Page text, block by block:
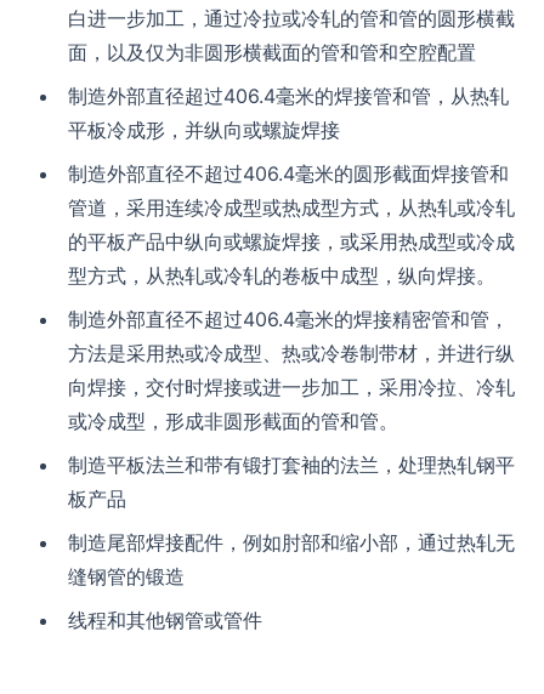
白进一步加工，通过冷拉或冷轧的管和管的圆形横截
面，以及仅为非圆形横截面的管和管和空腔配置
制造外部直径超过406.4毫米的焊接管和管，从热轧
平板冷成形，并纵向或螺旋焊接
制造外部直径不超过406.4毫米的圆形截面焊接管和
管道，采用连续冷成型或热成型方式，从热轧或冷轧
的平板产品中纵向或螺旋焊接，或采用热成型或冷成
型方式，从热轧或冷轧的卷板中成型，纵向焊接。
制造外部直径不超过406.4毫米的焊接精密管和管，
方法是采用热或冷成型、热或冷卷制带材，并进行纵
向焊接，交付时焊接或进一步加工，采用冷拉、冷轧
或冷成型，形成非圆形截面的管和管。
制造平板法兰和带有锻打套袖的法兰，处理热轧钢平
板产品
制造尾部焊接配件，例如肘部和缩小部，通过热轧无
缝钢管的锻造
线程和其他钢管或管件